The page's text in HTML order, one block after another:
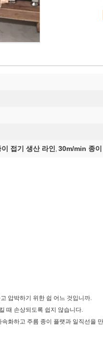
접기 생산 라인 , 30m/min 종이
압박하기 위한 쉽 어느 것입니까.
때 손상되도록 쉽지 않습니다.
화하고 주름 종이 플랫과 일직선을